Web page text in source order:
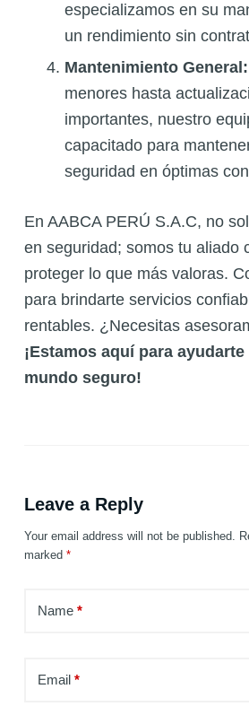
especializamos en su
un rendimiento sin
Mantenimiento General:
menores hasta
importantes, nuestro
capacitado para
seguridad en óptimas
En AABCA PERÚ S.A.C, no
en seguridad; somos tu aliado
proteger lo que más valoras.
para brindarte servicios
rentables. ¿Necesitas
¡Estamos aquí para
mundo seguro!
Leave a Reply
Your email address will not be published.
marked *
Name*
Email*